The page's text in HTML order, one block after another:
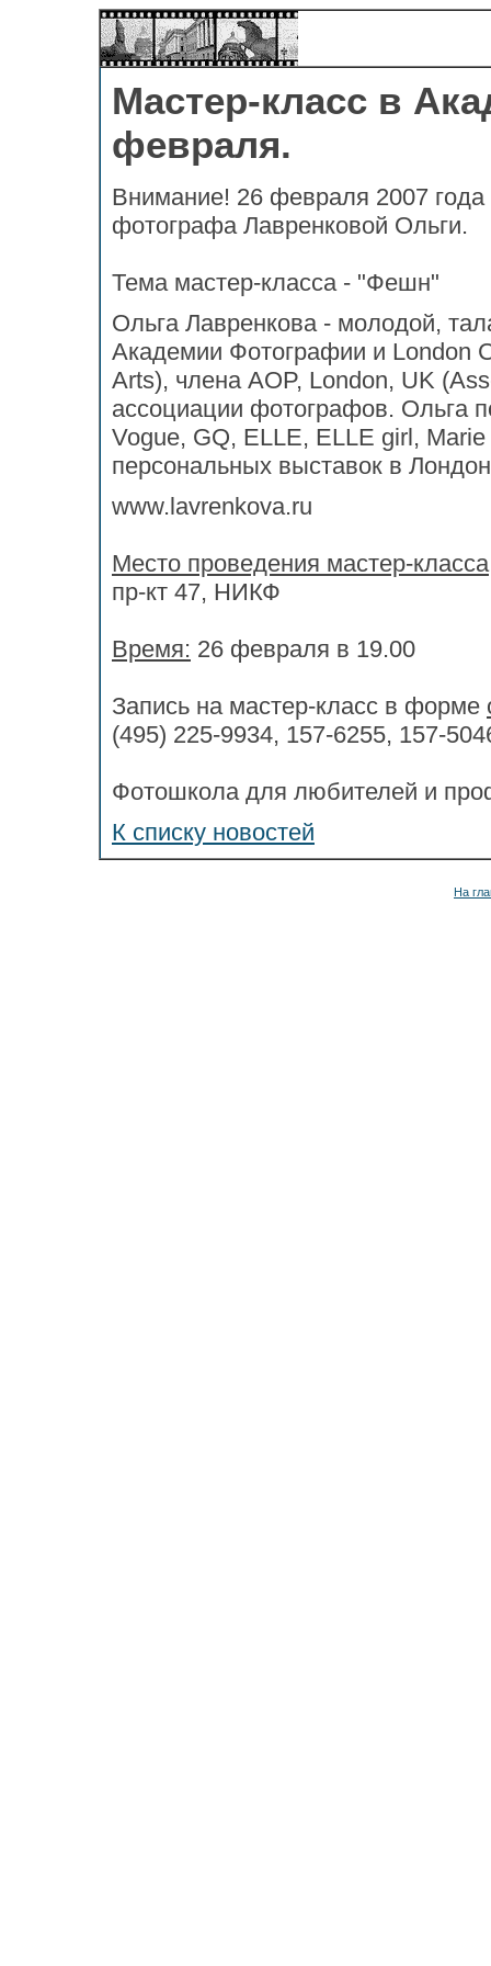
Мастер-класс в
февраля.
Внимание! 26 февраля 2007 года
фотографа Лавренковой Ольги.
Тема мастер-класса - "Фешн"
Ольга Лавренкова - молодой,
Академии Фотографии и London
Arts), члена АОP, London, UK
ассоциации фотографов. Ольга
Vogue, GQ, ELLE, ELLE girl,
персональных выставок в
www.lavrenkova.ru
Место проведения мастер-класса
пр-кт 47, НИКФ
Время: 26 февраля в 19.00
Запись на мастер-класс в форме
(495) 225-9934, 157-6255, 157-
Фотошкола для любителей и
К списку новостей
На